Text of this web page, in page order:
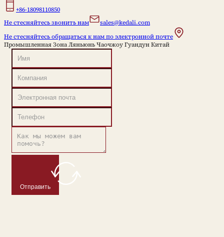
+86-18098110850
Не стесняйтесь звонить нам
sales@kedali.com
Не стесняйтесь обращаться к нам по электронной почте
Промышленная Зона Ляньюнь Чаочжоу Гуандун Китай
Отправить